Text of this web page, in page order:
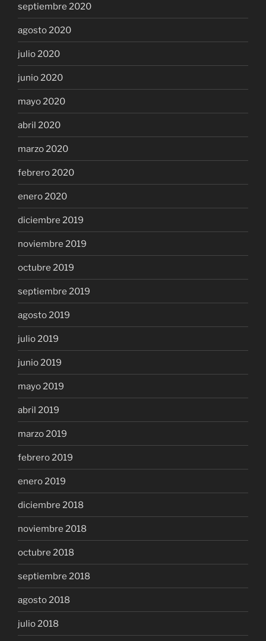
septiembre 2020
agosto 2020
julio 2020
junio 2020
mayo 2020
abril 2020
marzo 2020
febrero 2020
enero 2020
diciembre 2019
noviembre 2019
octubre 2019
septiembre 2019
agosto 2019
julio 2019
junio 2019
mayo 2019
abril 2019
marzo 2019
febrero 2019
enero 2019
diciembre 2018
noviembre 2018
octubre 2018
septiembre 2018
agosto 2018
julio 2018